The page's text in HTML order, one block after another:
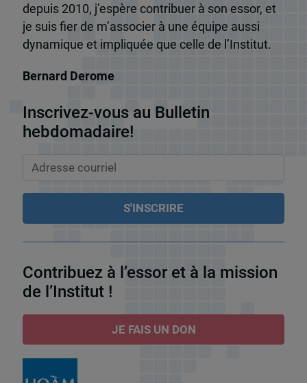
depuis 2010, j’espère contribuer à son essor, et
je suis fier de m’associer à une équipe aussi
dynamique et impliquée que celle de l’Institut.
Bernard Derome
Inscrivez-vous au Bulletin
hebdomadaire!
Contribuez à l’essor et à la mission
de l’Institut !
JE FAIS UN DON